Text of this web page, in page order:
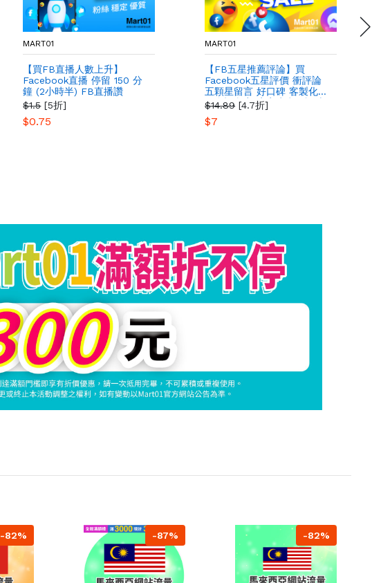
MART01
【買FB直播人數上升】
Facebook直播 停留 150 分
鐘 (2小時半) FB直播讚
$1.5 [5折]
$0.75
MART01
【FB五星推薦評論】買
Facebook五星評價 衝評論
五顆星留言 好口碑 客製化
可自訂內容 店家生意好評 顧
客五星評論
$14.89 [4.7折]
$7
-82% -87% -82%